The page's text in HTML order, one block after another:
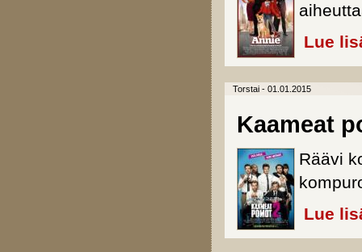
Lue
Torstai - 01.01.2015
Kaameat
Räävi
Lue